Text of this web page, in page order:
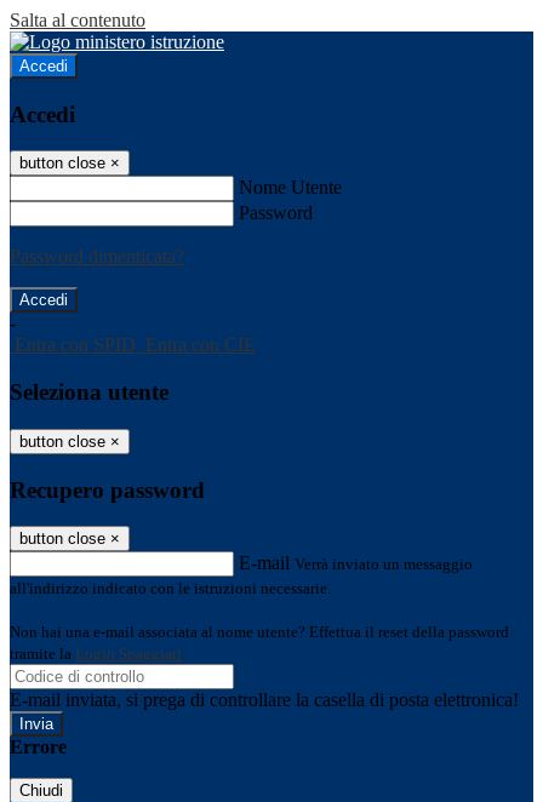
Salta al contenuto
Accedi
Accedi
button close ×
Nome Utente
Password
Password dimenticata?
-
Entra con SPID Entra con CIE
Seleziona utente
button close ×
Recupero password
button close ×
E-mail Verrà inviato un messaggio
all'indirizzo indicato con le istruzioni necessarie.
Non hai una e-mail associata al nome utente? Effettua il reset della password
tramite la Login Spaggiari
E-mail inviata, si prega di controllare la casella di posta elettronica!
Errore
Chiudi